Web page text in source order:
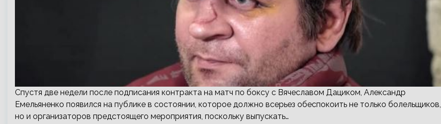
Спустя две недели после подписания контракта на матч по боксу с Вячеславом Дациком, Александр
Емельяненко появился на публике в состоянии, которое должно всерьез обеспокоить не только болельщиков,
но и организаторов предстоящего мероприятия, поскольку выпускать…